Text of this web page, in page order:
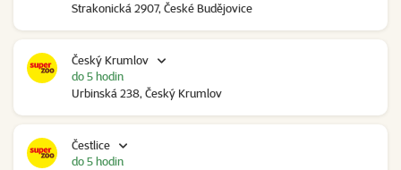
Strakonická 2907, České Budějovice
Český Krumlov
Urbinská 238, Český Krumlov
do 5 hodin
Čestlice
do 5 hodin